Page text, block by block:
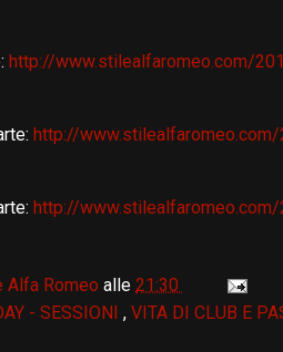
http://www.stilealfaromeo.com/
http://
http://
Alfa Romeo alle 21:30
- SESSIONI , VITA DI CLUB E